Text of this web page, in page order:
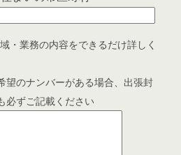
・業務の内容をできるだけ詳しく
のナンバーがある場合、出張封
必ずご記載ください